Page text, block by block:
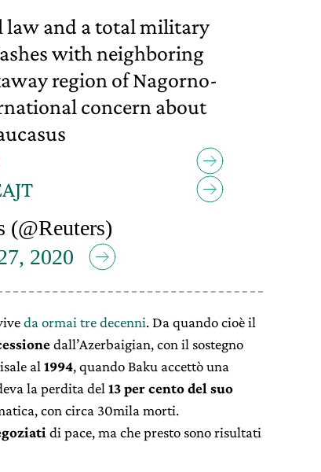
law and a total military
with neighboring
region of Nagorno-
concern about
2020
da ormai tre decenni. Da quando cioè il
dall’Azerbaigian, con il sostegno
al 1994, quando Baku accettò una
la perdita del 13 per cento del suo
con circa 30mila morti.
di pace, ma che presto sono risultati